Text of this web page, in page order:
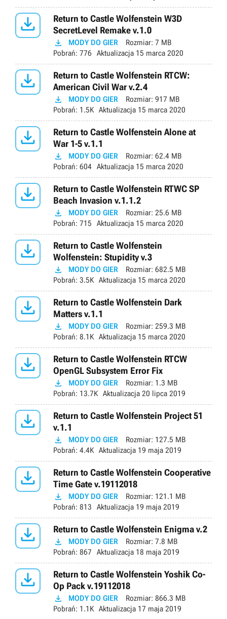

Return to Castle Wolfenstein W3D
SecretLevel Remake v.1.0
 MODY DO GIER Rozmiar: 7 MB
Pobrań: 776 Aktualizacja 15 marca 2020

Return to Castle Wolfenstein RTCW:
American Civil War v.2.4
 MODY DO GIER Rozmiar: 917 MB
Pobrań: 1.5K Aktualizacja 15 marca 2020

Return to Castle Wolfenstein Alone at
War 1-5 v.1.1
 MODY DO GIER Rozmiar: 62.4 MB
Pobrań: 604 Aktualizacja 15 marca 2020

Return to Castle Wolfenstein RTWC SP
Beach Invasion v.1.1.2
 MODY DO GIER Rozmiar: 25.6 MB
Pobrań: 715 Aktualizacja 15 marca 2020

Return to Castle Wolfenstein
Wolfenstein: Stupidity v.3
 MODY DO GIER Rozmiar: 682.5 MB
Pobrań: 3.5K Aktualizacja 15 marca 2020

Return to Castle Wolfenstein Dark
Matters v.1.1
 MODY DO GIER Rozmiar: 259.3 MB
Pobrań: 8.1K Aktualizacja 15 marca 2020

Return to Castle Wolfenstein RTCW
OpenGL Subsystem Error Fix
 MODY DO GIER Rozmiar: 1.3 MB
Pobrań: 13.7K Aktualizacja 20 lipca 2019

Return to Castle Wolfenstein Project 51
v.1.1
 MODY DO GIER Rozmiar: 127.5 MB
Pobrań: 4.4K Aktualizacja 19 maja 2019

Return to Castle Wolfenstein Cooperative
Time Gate v.19112018
 MODY DO GIER Rozmiar: 121.1 MB
Pobrań: 813 Aktualizacja 19 maja 2019
 Return to Castle Wolfenstein Enigma v.2
 MODY DO GIER Rozmiar: 7.8 MB
Pobrań: 867 Aktualizacja 18 maja 2019

Return to Castle Wolfenstein Yoshik Co-
Op Pack v.19112018
 MODY DO GIER Rozmiar: 866.3 MB
Pobrań: 1.1K Aktualizacja 17 maja 2019